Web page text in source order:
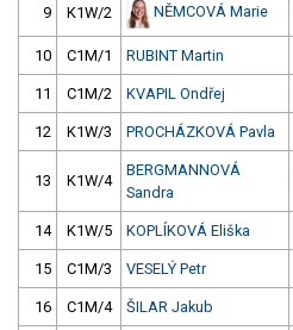
9 K1W/2 NĚMCOVÁ Marie
10 C1M/1 RUBINT Martin
11 C1M/2 KVAPIL Ondřej
12 K1W/3 PROCHÁZKOVÁ Pavla
13 K1W/4
BERGMANNOVÁ
Sandra
14 K1W/5 KOPLÍKOVÁ Eliška
15 C1M/3 VESELÝ Petr
16 C1M/4 ŠILAR Jakub